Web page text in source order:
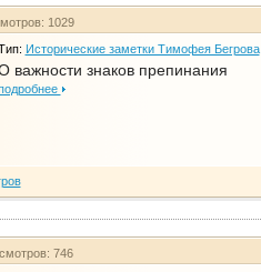
1029
Исторические заметки Тимофея Бегрова
важности знаков препинания
746